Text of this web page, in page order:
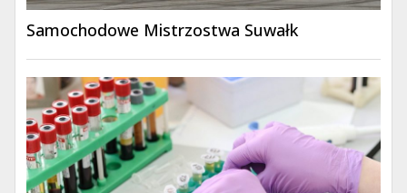
Samochodowe Mistrzostwa Suwałk